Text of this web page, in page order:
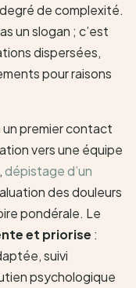
de complexité.
un slogan ; c’est
dispersées,
pour raisons
un premier contact
vers une équipe
dépistage d’un
des douleurs
pondérale. Le
et priorise :
suivi
psychologique